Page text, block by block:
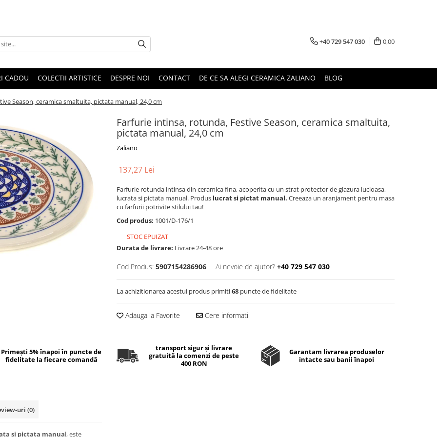
+40 729 547 030 0,00
CADOU COLECTII ARTISTICE DESPRE NOI CONTACT DE CE SA ALEGI CERAMICA ZALIANO BLOG
Season, ceramica smaltuita, pictata manual, 24,0 cm
Farfurie intinsa, rotunda, Festive Season, ceramica smaltuita,
pictata manual, 24,0 cm
Zaliano
137,27 Lei
Farfurie rotunda intinsa din ceramica fina, acoperita cu un strat protector de glazura lucioasa,
lucrata si pictata manual. Produs lucrat si pictat manual. Creeaza un aranjament pentru masa
cu farfurii potrivite stilului tau!
Cod produs: 1001/D-176/1
STOC EPUIZAT
Durata de livrare: Livrare 24-48 ore
Cod Produs: 5907154286906 Ai nevoie de ajutor? +40 729 547 030
La achizitionarea acestui produs primiti68 puncte de fidelitate
Adauga la Favorite Cere informatii
Primești 5% înapoi în puncte de
fidelitate la fiecare comandă
transport sigur și livrare
gratuită la comenzi de peste
400 RON
Garantam livrarea produselor
intacte sau banii înapoi
uri (0)
si pictata manual, este